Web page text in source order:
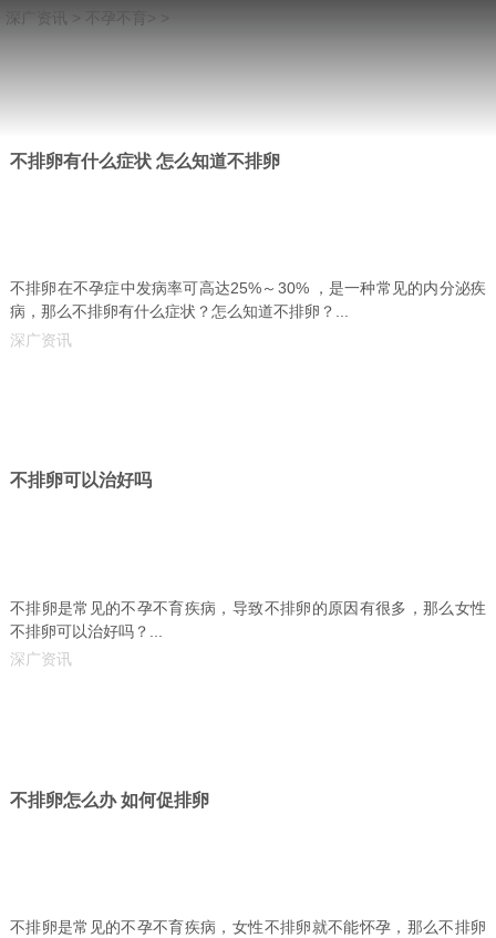
深广资讯 > 不孕不育 > >
不排卵有什么症状 怎么知道不排卵
不排卵在不孕症中发病率可高达25%～30% ，是一种常见的内分泌疾
病，那么不排卵有什么症状？怎么知道不排卵？...
深广资讯
不排卵可以治好吗
不排卵是常见的不孕不育疾病，导致不排卵的原因有很多，那么女性
不排卵可以治好吗？...
深广资讯
不排卵怎么办 如何促排卵
不排卵是常见的不孕不育疾病，女性不排卵就不能怀孕，那么不排卵